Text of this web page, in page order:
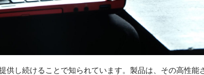
し続けることで知られています。製品は、その高性能